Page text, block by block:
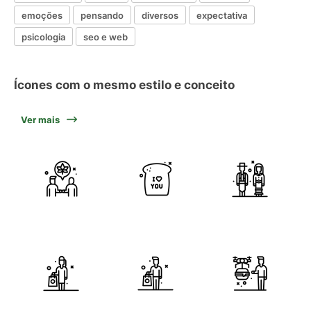
emoções
pensando diversos
expectativa
psicologia
seo e web
Ícones com o mesmo estilo e conceito
Ver mais